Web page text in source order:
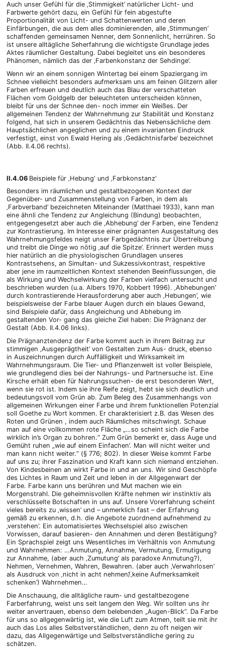
Auch unser Gefühl für die ‚Stimmigkeit’ natürlicher Licht- und
Farbwerte gehört dazu, ein Gefühl für fein abgestufte
Proportionalität von Licht- und Schattenwerten und deren
Einfärbungen, die aus dem alles dominierenden, alle ‚Stimmungen’
schaffenden gemeinsamen Nenner, dem Sonnenlicht, herrühren. So
ist unsere alltägliche Seherfahrung die wichtigste Grundlage jedes
Aktes räumlicher Gestaltung. Dabei begleitet uns ein besonderes
Phänomen, nämlich das der ‚Farbenkonstanz der Sehdinge’.
Wenn wir an einem sonnigen Wintertag bei einem Spaziergang im
Schnee vielleicht besonders aufmerksam uns am feinen Glitzern aller
Farben erfreuen und deutlich auch das Blau der verschatteten
Flächen vom Goldgelb der beleuchteten unterscheiden können,
bleibt für uns der Schnee den- noch immer ein Weißes. Der
allgemeinen Tendenz der Wahrnehmung zur Stabilität und Konstanz
folgend, hat sich in unserem Gedächtnis das Nebensächliche dem
Hauptsächlichen angeglichen und zu einem invarianten Eindruck
verfestigt, einst von Ewald Hering als ‚Gedächtnisfarbe’ bezeichnet
(Abb. II.4.06 rechts).
II.4.06 Beispiele für ‚Hebung‘ und ‚Farbkonstanz‘
Besonders im räumlichen und gestaltbezogenen Kontext der
Gegenüber- und Zusammenstellung von Farben, in dem als
‚Farbverband’ bezeichneten Miteinander (Matthaei 1933), kann man
eine ähnli che Tendenz zur Angleichung (Bindung) beobachten,
entgegengesetzt aber auch die ‚Abhebung’ der Farben, eine Tendenz
zur Kontrastierung. Im Interesse einer prägnanten Ausgestaltung des
Wahrnehmungsfeldes neigt unser Farbgedächtnis zur Übertreibung
und treibt die Dinge wo nötig ‚auf die Spitze’. Erinnert werden muss
hier natürlich an die physiologischen Grundlagen unseres
Kontrastsehens, an Simultan- und Sukzessivkontrast, respektive
aber jene im raumzeitlichen Kontext stehenden Beeinflussungen, die
als Wirkung und Wechselwirkung der Farben vielfach untersucht und
beschrieben wurden (u.a. Albers 1970, Kobbert 1996). ‚Abhebungen’
durch kontrastierende Herausforderung aber auch ‚Hebungen’, wie
beispielsweise der Farbe blauer Augen durch ein blaues Gewand,
sind Beispiele dafür, dass Angleichung und Abhebung im
gestaltenden Vor- gang das gleiche Ziel haben: Die Prägnanz der
Gestalt (Abb. II.4.06 links).
Die Prägnanztendenz der Farbe kommt auch in ihrem Beitrag zur
stimmigen ‚Ausgeprägtheit’ von Gestalten zum Aus- druck, ebenso
in Auszeichnungen durch Auffälligkeit und Wirksamkeit im
Wahrnehmungsraum. Die Tier- und Pflanzenwelt ist voller Beispiele,
wie grundlegend dies bei der Nahrungs- und Partnersuche ist. Eine
Kirsche erhält eben für Nahrungssuchen- de erst besonderen Wert,
wenn sie rot ist. Indem sie ihre Reife zeigt, hebt sie sich deutlich und
bedeutungsvoll vom Grün ab. Zum Beleg des Zusammenhangs von
allgemeinen Wirkungen einer Farbe und ihrem funktionellen Potenzial
soll Goethe zu Wort kommen. Er charakterisiert z.B. das Wesen des
Roten und Grünen , indem auch Räumliches mitschwingt. Schaue
man auf eine vollkommen rote Fläche „…so scheint sich die Farbe
wirklich in’s Organ zu bohren.“ Zum Grün bemerkt er, dass Auge und
Gemüht ruhen „wie auf einem Einfachen’. Man will nicht weiter und
man kann nicht weiter.“ (§ 776; 802). In dieser Weise kommt Farbe
auf uns zu; ihrer Faszination und Kraft kann sich niemand entziehen.
Von Kindesbeinen an wirkt Farbe in und an uns. Wir sind Geschöpfe
des Lichtes in Raum und Zeit und leben in der Allgegenwart der
Farbe. Farbe kann uns berühren und Mut machen wie ein
Morgenstrahl. Die geheimnisvollen Kräfte nehmen wir instinktiv als
verschlüsselte Botschaften in uns auf. Unsere Vorerfahrung scheint
vieles bereits zu ‚wissen’ und – unmerklich fast – der Erfahrung
gemäß zu erkennen, d.h. die Angebote zuordnend aufnehmend zu
‚verstehen’. Ein automatisiertes Wechselspiel also zwischen
Vorwissen, darauf basieren- den Annahmen und deren Bestätigung?
Ein Sprachspiel zeigt uns Wesentliches im Verhältnis von Anmutung
und Wahrnehmen: …Anmutung, Annahme, Vermutung, Ermutigung
zur Annahme, (aber auch ‚Zumutung’ als paradoxe Anmutung?),
Nehmen, Vernehmen, Wahren, Bewahren. (aber auch ‚Verwahrlosen’
als Ausdruck von ‚nicht in acht nehmen’/‚keine Aufmerksamkeit
schenken’) Wahrnehmen…
Die Anschauung, die alltägliche raum- und gestaltbezogene
Farberfahrung, weist uns seit langem den Weg. Wir sollten uns ihr
weiter anvertrauen, ebenso dem belebenden „Augen-Blick“. Da Farbe
für uns so allgegenwärtig ist, wie die Luft zum Atmen, teilt sie mit ihr
auch das Los alles Selbstverständlichen, denn zu oft neigen wir
dazu, das Allgegenwärtige und Selbstverständliche gering zu
schätzen.